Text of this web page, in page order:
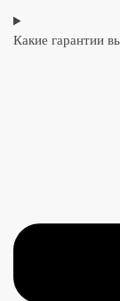
Какие гарантии